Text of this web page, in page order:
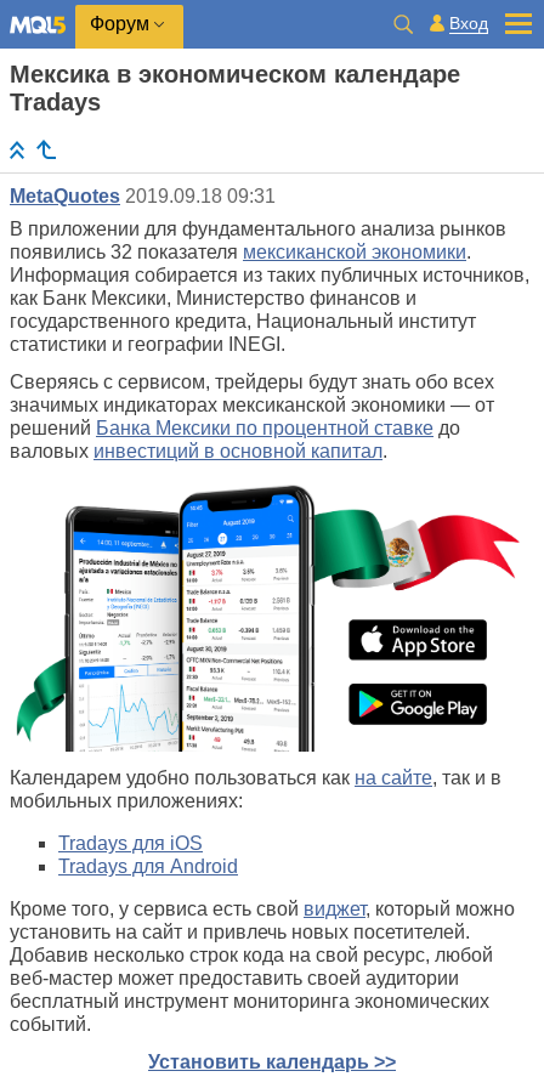
Форум Вход
Мексика в экономическом календаре
Tradays
MetaQuotes 2019.09.18 09:31
В приложении для фундаментального анализа рынков
появились 32 показателя мексиканской экономики.
Информация собирается из таких публичных источников,
как Банк Мексики, Министерство финансов и
государственного кредита, Национальный институт
статистики и географии INEGI.
Сверяясь с сервисом, трейдеры будут знать обо всех
значимых индикаторах мексиканской экономики — от
решений Банка Мексики по процентной ставке до
валовых инвестиций в основной капитал.
Календарем удобно пользоваться как на сайте, так и в
мобильных приложениях:
Tradays для iOS
Tradays для Android
Кроме того, у сервиса есть свой виджет, который можно
установить на сайт и привлечь новых посетителей.
Добавив несколько строк кода на свой ресурс, любой
веб-мастер может предоставить своей аудитории
бесплатный инструмент мониторинга экономических
событий.
Установить календарь >>